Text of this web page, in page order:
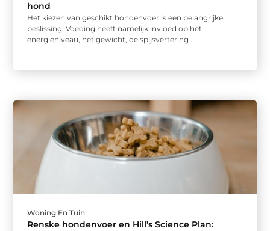
hond
Het kiezen van geschikt hondenvoer is een belangrijke
beslissing. Voeding heeft namelijk invloed op het
energieniveau, het gewicht, de spijsvertering ...
Woning En Tuin
Renske hondenvoer en Hill’s Science Plan: